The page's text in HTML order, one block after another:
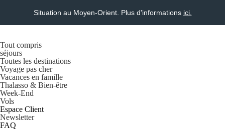
Situation au Moyen-Orient. Plus d'informations ici.
Tout compris
séjours
Toutes les destinations
Voyage pas cher
Vacances en famille
Thalasso & Bien-être
Week-End
Vols
Espace Client
Newsletter
FAQ